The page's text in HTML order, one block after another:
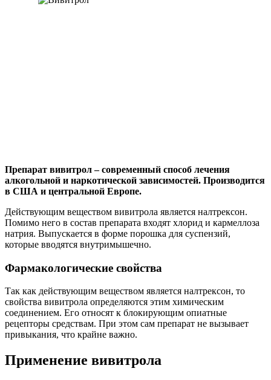
Препарат вивитрол– современный способ лечения
алкогольной и наркотической зависимостей. Производится
в США и центральной Европе.
Действующим веществом вивитрола является налтрексон.
Помимо него в состав препарата входят хлорид и кармеллоза
натрия. Выпускается в форме порошка для суспензий,
которые вводятся внутримышечно.
Фармакологические свойства
Так как действующим веществом является налтрексон, то
свойства вивитрола определяются этим химическим
соединением. Его относят к блокирующим опиатные
рецепторы средствам. При этом сам препарат не вызывает
привыкания, что крайне важно.
Применение вивитрола